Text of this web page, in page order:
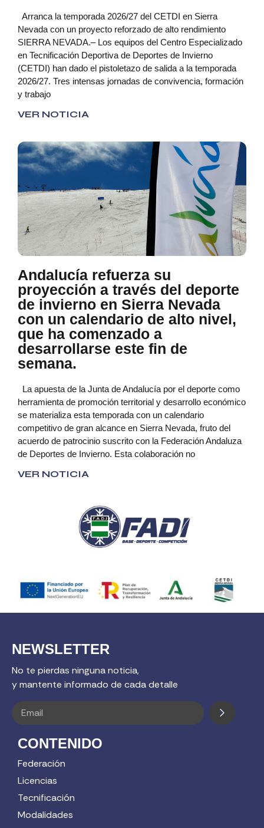
Arranca la temporada 2026/27 del CETDI en Sierra
Nevada con un proyecto reforzado de alto rendimiento
SIERRA NEVADA.– Los equipos del Centro Especializado
en Tecnificación Deportiva de Deportes de Invierno
(CETDI) han dado el pistoletazo de salida a la temporada
2026/27. Tres intensas jornadas de convivencia, formación
y trabajo
VER NOTICIA
Andalucía refuerza su
proyección a través del deporte
de invierno en Sierra Nevada
con un calendario de alto nivel,
que ha comenzado a
desarrollarse este fin de
semana.
La apuesta de la Junta de Andalucía por el deporte como
herramienta de promoción territorial y desarrollo económico
se materializa esta temporada con un calendario
competitivo de gran alcance en Sierra Nevada, fruto del
acuerdo de patrocinio suscrito con la Federación Andaluza
de Deportes de Invierno. Esta colaboración no
VER NOTICIA
NEWSLETTER
No te pierdas ninguna noticia,
y mantente informado de cada detalle
CONTENIDO
Federación
Licencias
Tecnificación
Modalidades